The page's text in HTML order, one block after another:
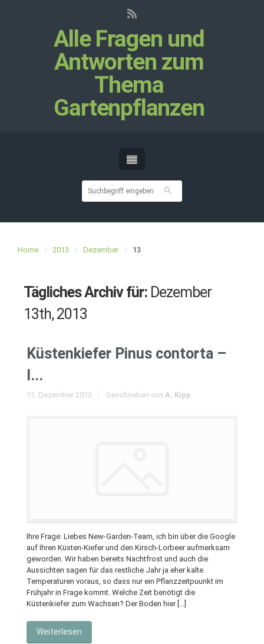
Alle Fragen und
Antworten zum
Thema
Gartenpflanzen
Home 2013 Dezember 13
Tägliches Archiv für: Dezember
13th, 2013
Küstenkiefer Pinus contorta –
I...
13. Dezember 2013 Geschrieben von A. Kipp
Ihre Frage: Liebes New-Garden-Team, ich bin über die Google
auf Ihren Küsten-Kiefer und den Kirsch-Lorbeer aufmerksam
geworden. Wir haben bereits Nachtfrost und auch die
Aussichten sagen für das restliche Jahr ja eher kalte
Temperaturen voraus, so dass nur ein Pflanzzeitpuunkt im
Frühjahr in Frage kommt. Welche Zeit benötigt die
Küstenkiefer zum Wachsen? Der Boden hier […]
Weiterlesen